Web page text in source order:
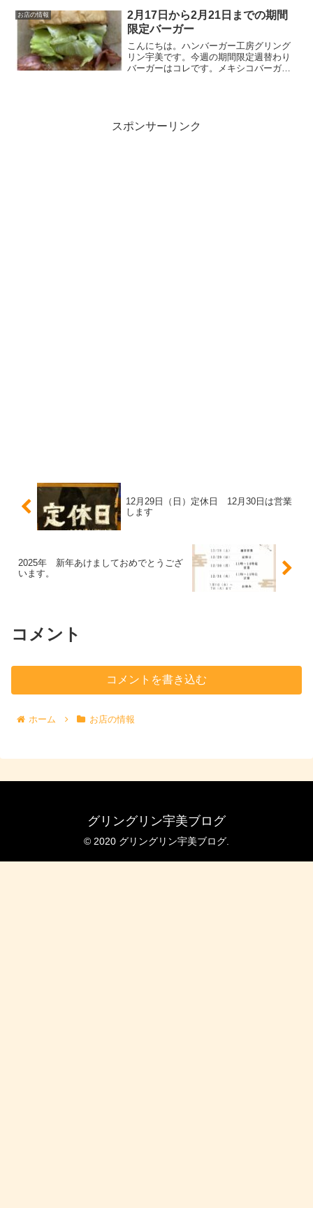
すように😊いってらっしゃい。
お店の情報
2月17日から2月21日までの期間
限定バーガー
こんにちは。ハンバーガー工房グリング
リン宇美です。今週の期間限定週替わり
バーガーはコレです。メキシコバーガ
スポンサーリンク
12月29日（日）定休日 12月30日は営業
します
2025年 新年あけましておめでとうござ
います。
コメント
コメントを書き込む
ホーム お店の情報
グリングリン宇美ブログ
© 2020 グリングリン宇美ブログ.